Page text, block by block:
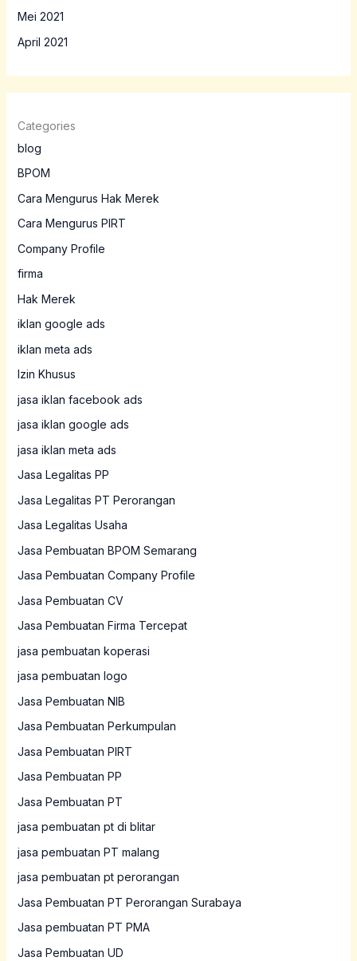
Mei 2021
April 2021
Categories
blog
BPOM
Cara Mengurus Hak Merek
Cara Mengurus PIRT
Company Profile
firma
Hak Merek
iklan google ads
iklan meta ads
Izin Khusus
jasa iklan facebook ads
jasa iklan google ads
jasa iklan meta ads
Jasa Legalitas PP
Jasa Legalitas PT Perorangan
Jasa Legalitas Usaha
Jasa Pembuatan BPOM Semarang
Jasa Pembuatan Company Profile
Jasa Pembuatan CV
Jasa Pembuatan Firma Tercepat
jasa pembuatan koperasi
jasa pembuatan logo
Jasa Pembuatan NIB
Jasa Pembuatan Perkumpulan
Jasa Pembuatan PIRT
Jasa Pembuatan PP
Jasa Pembuatan PT
jasa pembuatan pt di blitar
jasa pembuatan PT malang
jasa pembuatan pt perorangan
Jasa Pembuatan PT Perorangan Surabaya
Jasa pembuatan PT PMA
Jasa Pembuatan UD